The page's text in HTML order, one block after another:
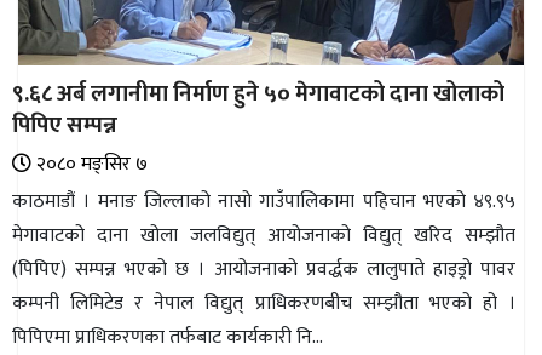
९.६८ अर्ब लगानीमा निर्माण हुने ५० मेगावाटको दाना खोलाको
पिपिए सम्पन्न
२०८० मङ्सिर ७
काठमाडौं । मनाङ जिल्लाको नासो गाउँपालिकामा पहिचान भएको ४९.९५
मेगावाटको दाना खोला जलविद्युत् आयोजनाको विद्युत् खरिद सम्झौत
(पिपिए) सम्पन्न भएको छ । आयोजनाको प्रवर्द्धक लालुपाते हाइड्रो पावर
कम्पनी लिमिटेड र नेपाल विद्युत् प्राधिकरणबीच सम्झौता भएको हो ।
पिपिएमा प्राधिकरणका तर्फबाट कार्यकारी नि...